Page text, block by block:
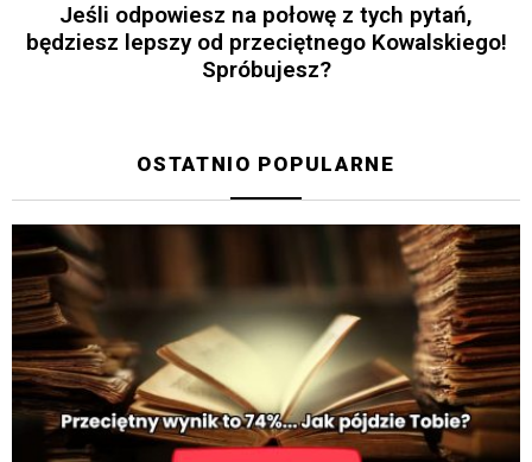
Jeśli odpowiesz na połowę z tych pytań,
będziesz lepszy od przeciętnego Kowalskiego!
Spróbujesz?
OSTATNIO POPULARNE